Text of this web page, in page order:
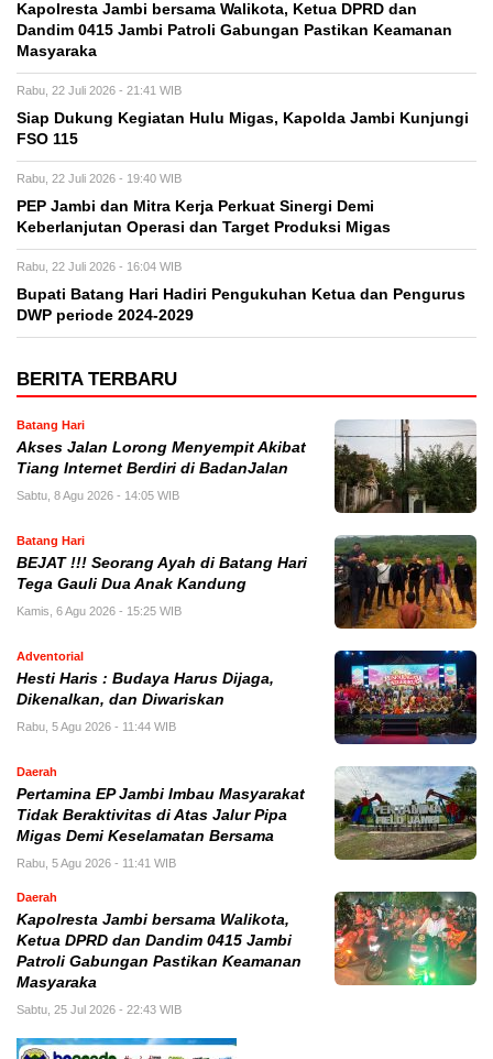
Kapolresta Jambi bersama Walikota, Ketua DPRD dan
Dandim 0415 Jambi Patroli Gabungan Pastikan Keamanan
Masyaraka
Rabu, 22 Juli 2026 - 21:41 WIB
Siap Dukung Kegiatan Hulu Migas, Kapolda Jambi Kunjungi
FSO 115
Rabu, 22 Juli 2026 - 19:40 WIB
PEP Jambi dan Mitra Kerja Perkuat Sinergi Demi
Keberlanjutan Operasi dan Target Produksi Migas
Rabu, 22 Juli 2026 - 16:04 WIB
Bupati Batang Hari Hadiri Pengukuhan Ketua dan Pengurus
DWP periode 2024-2029
BERITA TERBARU
Batang Hari
Akses Jalan Lorong Menyempit Akibat
Tiang Internet Berdiri di BadanJalan
Sabtu, 8 Agu 2026 - 14:05 WIB
Batang Hari
BEJAT !!! Seorang Ayah di Batang Hari
Tega Gauli Dua Anak Kandung
Kamis, 6 Agu 2026 - 15:25 WIB
Adventorial
Hesti Haris : Budaya Harus Dijaga,
Dikenalkan, dan Diwariskan
Rabu, 5 Agu 2026 - 11:44 WIB
Daerah
Pertamina EP Jambi Imbau Masyarakat
Tidak Beraktivitas di Atas Jalur Pipa
Migas Demi Keselamatan Bersama
Rabu, 5 Agu 2026 - 11:41 WIB
Daerah
Kapolresta Jambi bersama Walikota,
Ketua DPRD dan Dandim 0415 Jambi
Patroli Gabungan Pastikan Keamanan
Masyaraka
Sabtu, 25 Jul 2026 - 22:43 WIB